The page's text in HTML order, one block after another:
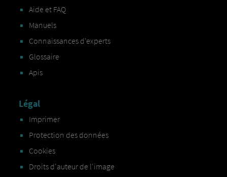
Aide et FAQ
Manuels
Connaissances d'experts
Glossaire
Apis
Légal
Imprimer
Protection des données
Cookies
Droits d'auteur de l'image